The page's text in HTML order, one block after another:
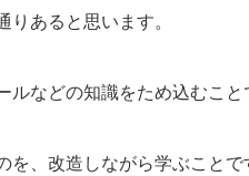
あると思います。
などの知識をため込むこと
、改造しながら学ぶことで